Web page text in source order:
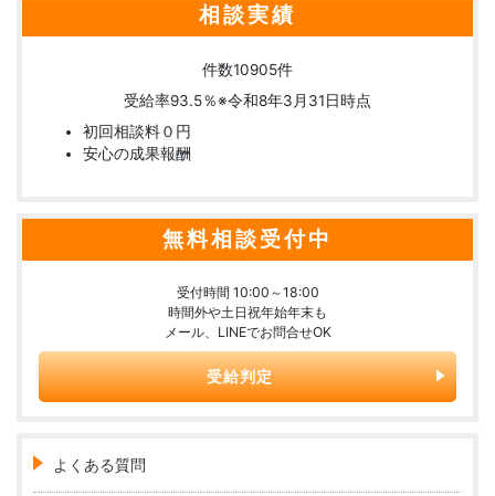
相談実績
件数10905件
受給率93.5％※令和8年3月31日時点
初回相談料０円
安心の成果報酬
無料相談受付中
受付時間 10:00～18:00
時間外や土日祝年始年末も
メール、LINEでお問合せOK
受給判定
よくある質問